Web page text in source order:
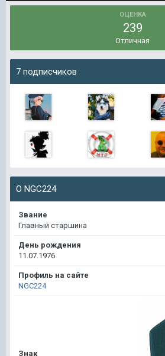
ОЦЕНКА
239
Отличная
7 подписчиков
О NGC224
Звание
Главный старшина
День рождения
11.07.1976
Профиль на сайте
NGC224
Знак